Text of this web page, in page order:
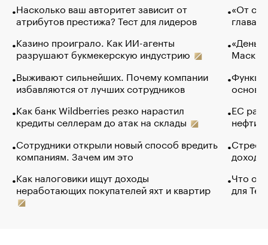
Насколько ваш авторитет зависит от
атрибутов престижа? Тест для лидеров
Казино проиграло. Как ИИ-агенты
разрушают букмекерскую индустрию
Выживают сильнейших. Почему компании
избавляются от лучших сотрудников
Как банк Wildberries резко нарастил
кредиты селлерам до атак на склады
Сотрудники открыли новый способ вредить
компаниям. Зачем им это
Как налоговики ищут доходы
неработающих покупателей яхт и квартир
«От
глава
Маск в
основ
ЕС
нефти
Что
для